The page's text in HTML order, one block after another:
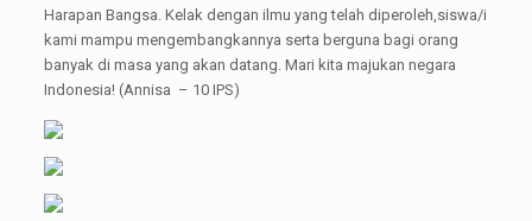
Harapan Bangsa. Kelak dengan ilmu yang telah diperoleh,siswa/i
kami mampu mengembangkannya serta berguna bagi orang
banyak di masa yang akan datang. Mari kita majukan negara
Indonesia! (Annisa – 10 IPS)